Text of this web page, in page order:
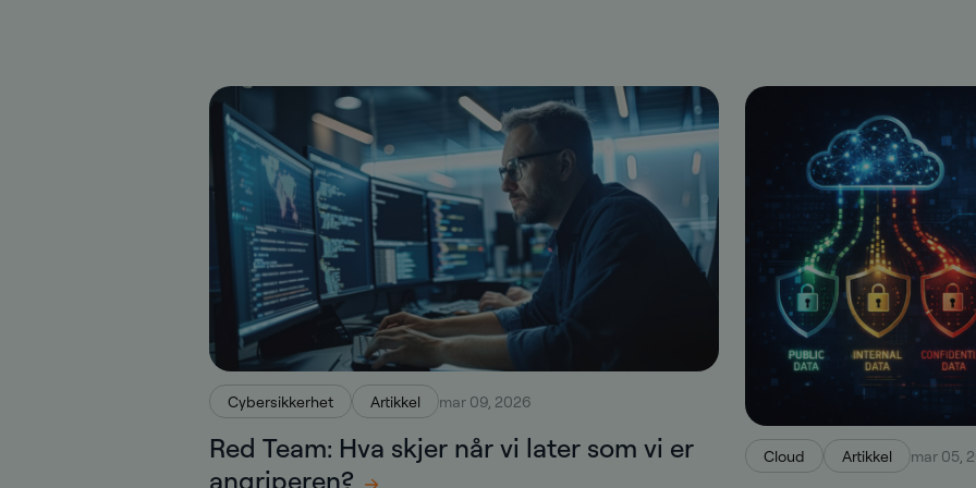
Cybersikkerhet Artikkel mar 09, 2026
Red Team: Hva skjer når vi later som vi er
angriperen?
Cloud Artikkel mar 05,